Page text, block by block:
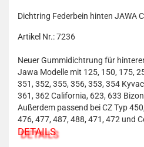
Dichtring Federbein hinten JAWA
Artikel Nr.: 7236
Neuer Gummidichtrung für
Jawa Modelle mit 125, 150, 175,
351, 352, 355, 356, 353, 354
361, 362 California, 623, 633
Außerdem passend bei CZ Typ
476, 477, 487, 488, 471, 472 und
DETAILS